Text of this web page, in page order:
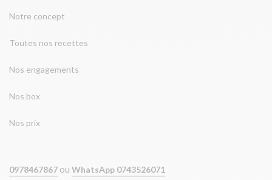
Notre concept
Toutes nos recettes
Nos engagements
Nos box
Nos prix
0978467867 ou WhatsApp 0743526071